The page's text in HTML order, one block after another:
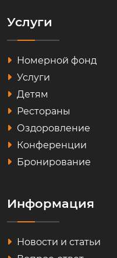
Услуги
Номерной фонд
Услуги
Детям
Рестораны
Оздоровление
Конференции
Бронирование
Информация
Новости и статьи